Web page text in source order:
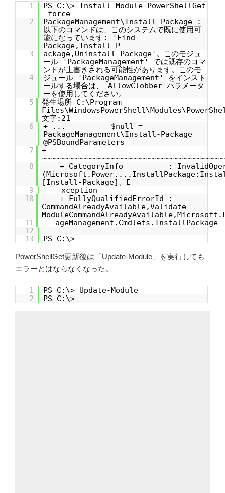
1
PS C:\> Install-Module PowerShellGet
-force
2
PackageManagement\Install-Package :
以下のコマンドは、このシステムで既に使用可
能になっています: 'Find-
Package,Install-P
3
ackage,Uninstall-Package'。このモジュ
ール 'PackageManagement' では既存のコマ
ンドが上書きされる可能性があります。このモ
4
ジュール 'PackageManagement' をインスト
ールする場合は、-AllowClobber パラメータ
ーを使用してください。
5
発生場所 C:\Program
文字:21
6
+ ... $null =
PackageManagement\Install-Package
@PSBoundParameters
7
+
8
+ CategoryInfo :
[Install-Package]、E
9
xception
10
+ FullyQualifiedErrorId :
CommandAlreadyAvailable,Validate-
11
ageManagement.Cmdlets.InstallPackage
12
13
PS C:\>
PowerShellGet更新後は「Update-Module」を実行しても
エラーとはならなくなった。
1
PS C:\> Update-Module
2
PS C:\>